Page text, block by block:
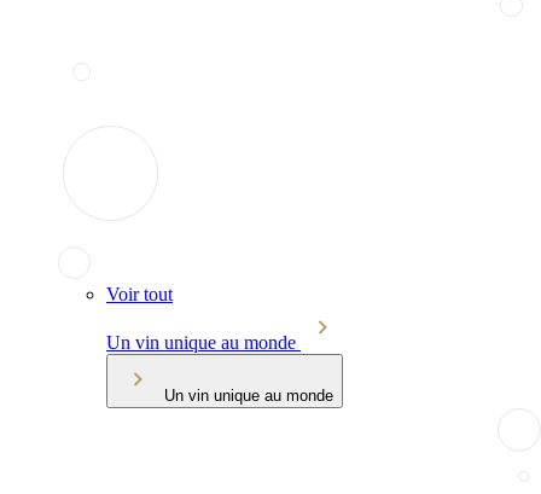
Voir tout
Un vin unique au monde
Un vin unique au monde